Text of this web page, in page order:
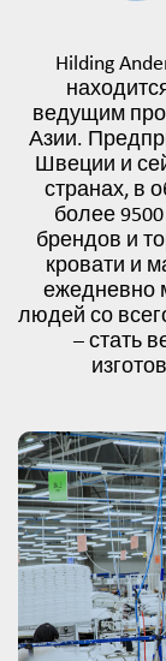
Hilding
ведущим
Азии.
Швеции и
странах, в
более
брендов и
кровати и
ежедневно
людей со
– стать